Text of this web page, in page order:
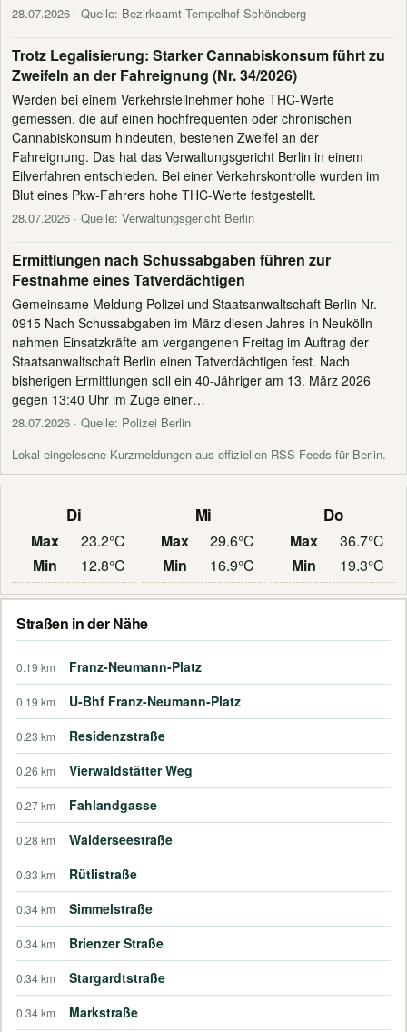
28.07.2026 · Quelle: Bezirksamt Tempelhof-Schöneberg
Trotz Legalisierung: Starker Cannabiskonsum führt zu
Zweifeln an der Fahreignung (Nr. 34/2026)
Werden bei einem Verkehrsteilnehmer hohe THC-Werte
gemessen, die auf einen hochfrequenten oder chronischen
Cannabiskonsum hindeuten, bestehen Zweifel an der
Fahreignung. Das hat das Verwaltungsgericht Berlin in einem
Eilverfahren entschieden. Bei einer Verkehrskontrolle wurden im
Blut eines Pkw-Fahrers hohe THC-Werte festgestellt.
28.07.2026 · Quelle: Verwaltungsgericht Berlin
Ermittlungen nach Schussabgaben führen zur
Festnahme eines Tatverdächtigen
Gemeinsame Meldung Polizei und Staatsanwaltschaft Berlin Nr.
0915 Nach Schussabgaben im März diesen Jahres in Neukölln
nahmen Einsatzkräfte am vergangenen Freitag im Auftrag der
Staatsanwaltschaft Berlin einen Tatverdächtigen fest. Nach
bisherigen Ermittlungen soll ein 40-Jähriger am 13. März 2026
gegen 13:40 Uhr im Zuge einer…
28.07.2026 · Quelle: Polizei Berlin
Lokal eingelesene Kurzmeldungen aus offiziellen RSS-Feeds für Berlin.
Di
Max
23.2°C
Min
12.8°C
Mi
Max
29.6°C
Min
16.9°C
Do
Max
36.7°C
Min
19.3°C
Straßen in der Nähe
0.19 km Franz-Neumann-Platz
0.19 km U-Bhf Franz-Neumann-Platz
0.23 km Residenzstraße
0.26 km Vierwaldstätter Weg
0.27 km Fahlandgasse
0.28 km Walderseestraße
0.33 km Rütlistraße
0.34 km Simmelstraße
0.34 km Brienzer Straße
0.34 km Stargardtstraße
0.34 km Markstraße